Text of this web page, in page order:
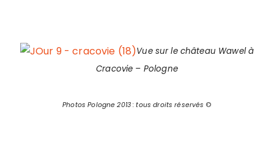
Vue sur le château Wawel à
Cracovie – Pologne
Photos Pologne 2013 : tous droits réservés ©